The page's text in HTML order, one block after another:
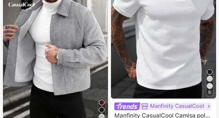
6
Manfinity CasualCool
Manfinity CasualCool Camisa polo